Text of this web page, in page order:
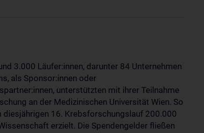
3.000 Läufer:innen, darunter 84 Unternehmen
als Sponsor:innen oder
unterstützten mit ihrer Teilnahme
an der Medizinischen Universität Wien. So
diesjährigen 16. Krebsforschungslauf 200.000
erzielt. Die Spendengelder fließen